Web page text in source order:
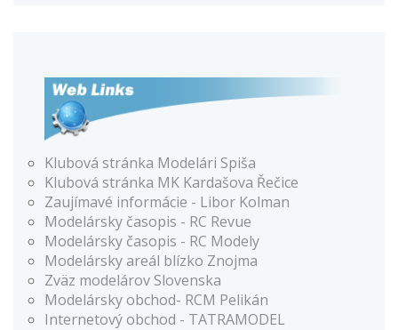
Klubová stránka Modelári Spiša
Klubová stránka MK Kardašova Řečice
Zaujímavé informácie - Libor Kolman
Modelársky časopis - RC Revue
Modelársky časopis - RC Modely
Modelársky areál blízko Znojma
Zväz modelárov Slovenska
Modelársky obchod- RCM Pelikán
Internetový obchod - TATRAMODEL